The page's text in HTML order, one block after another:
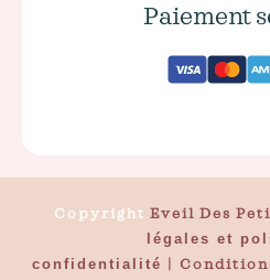
Paiement
Copyright Eveil Des
légales et
confidentialité